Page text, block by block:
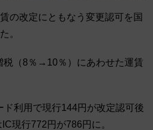
の改定にともなう変更認可を国
。
税（8％→10％）にあわせた運賃
利用で現行144円が改定認可後
現行772円が786円に。